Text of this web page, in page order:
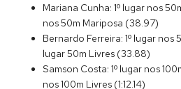
Mariana Cunha: 1º lugar nos
nos 50m Mariposa (38.97)
Bernardo Ferreira: 1º lugar
lugar 50m Livres (33.88)
Samson Costa: 1º lugar nos
nos 100m Livres (1:12.14)